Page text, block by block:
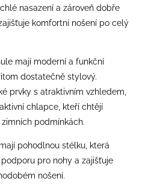
nasazení a zároveň dobře
komfortní nošení po celý
mají moderní a funkční
dostatečně stylový.
prvky s atraktivním vzhledem,
chlapce, kteří chtějí
podmínkách.
pohodlnou stélku, která
pro nohy a zajišťuje
nošení.